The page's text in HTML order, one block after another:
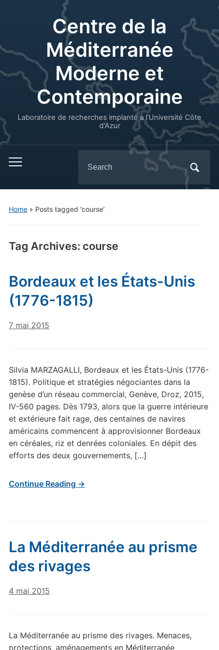
Centre de la
Méditerranée
Moderne et
Contemporaine
Laboratoire de recherches implanté à l’Université Côte
d'Azur
for:
Home» Posts tagged 'course'
Tag Archives: course
Bordeaux et les États-Unis
(1776-1815)
7 mai 2015
Silvia MARZAGALLI, Bordeaux et les États-Unis (1776-
1815). Politique et stratégies négociantes dans la
genèse d’un réseau commercial, Genève, Droz, 2015,
IV-560 pages. Dès 1793, alors que la guerre intérieure
et extérieure fait rage, des centaines de navires
américains commencent à approvisionner Bordeaux
en céréales, riz et denrées coloniales. En dépit des
efforts des deux gouvernements, […]
Continue Reading →
La Méditerranée au prisme
des rivages
4 mai 2015
La Méditerranée au prisme des rivages. Menaces,
protections, aménagements en Méditerranée